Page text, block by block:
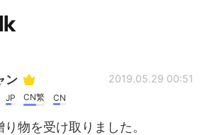
ン
JP CN繁 CN
2019.05.29 00:51
物を受け取りました。